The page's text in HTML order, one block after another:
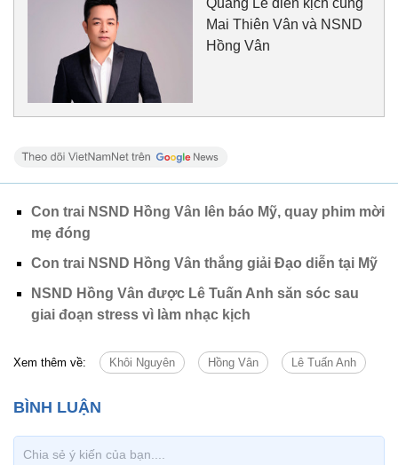
Quang Lê diễn kịch cùng
Mai Thiên Vân và NSND
Hồng Vân
Con trai NSND Hồng Vân lên báo Mỹ, quay phim mời
mẹ đóng
Con trai NSND Hồng Vân thắng giải Đạo diễn tại Mỹ
NSND Hồng Vân được Lê Tuấn Anh săn sóc sau
giai đoạn stress vì làm nhạc kịch
Xem thêm về: Khôi Nguyên Hồng Vân Lê Tuấn Anh